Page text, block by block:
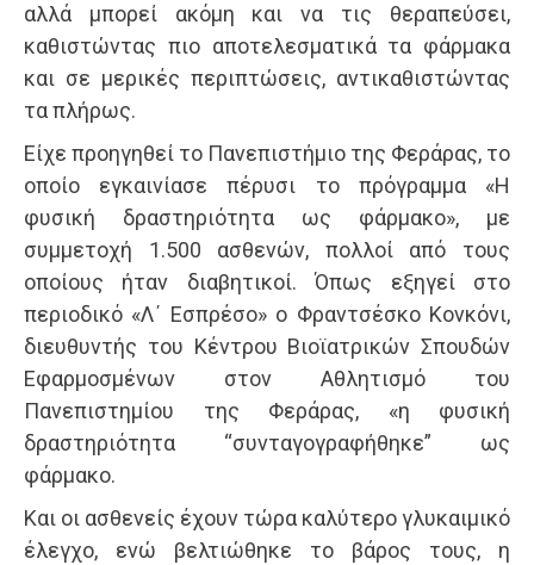
αλλά μπορεί ακόμη και να τις θεραπεύσει,
καθιστώντας πιο αποτελεσματικά τα φάρμακα
και σε μερικές περιπτώσεις, αντικαθιστώντας
τα πλήρως.
Είχε προηγηθεί το Πανεπιστήμιο της Φεράρας, το
οποίο εγκαινίασε πέρυσι το πρόγραμμα «Η
φυσική δραστηριότητα ως φάρμακο», με
συμμετοχή 1.500 ασθενών, πολλοί από τους
οποίους ήταν διαβητικοί. Όπως εξηγεί στο
περιοδικό «Λ΄ Εσπρέσο» ο Φραντσέσκο Κονκόνι,
διευθυντής του Κέντρου Βιοϊατρικών Σπουδών
Εφαρμοσμένων στον Αθλητισμό του
Πανεπιστημίου της Φεράρας, «η φυσική
δραστηριότητα “συνταγογραφήθηκε” ως
φάρμακο.
Και οι ασθενείς έχουν τώρα καλύτερο γλυκαιμικό
έλεγχο, ενώ βελτιώθηκε το βάρος τους, η